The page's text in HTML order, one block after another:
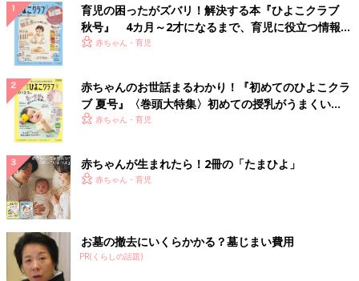
育児の困ったがズバリ！解決する本『ひよこクラブ
秋号』 4カ月～2才になるまで、育児に役立つ情報が
いっぱい！
赤ちゃん・育児
赤ちゃんのお世話まるわかり！『初めてのひよこクラ
ブ 夏号』〈巻頭大特集〉初めての授乳がうまくい
く！ おっぱい・ミルクの基本と夏のトラブル 解決テ
赤ちゃん・育児
赤ちゃんが生まれたら！2冊の「たまひよ」
赤ちゃん・育児
お墓の撤去にいくらかかる？墓じまい費用
PR(くらしの話題)